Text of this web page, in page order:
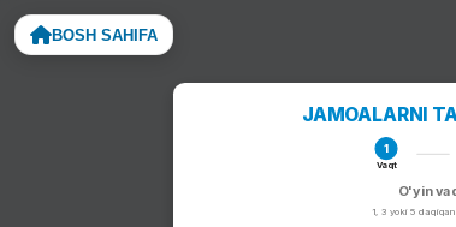
BOSH SAHIFA
JAMOALARNI
1
Vaqt
O'yin
1, 3 yoki 5